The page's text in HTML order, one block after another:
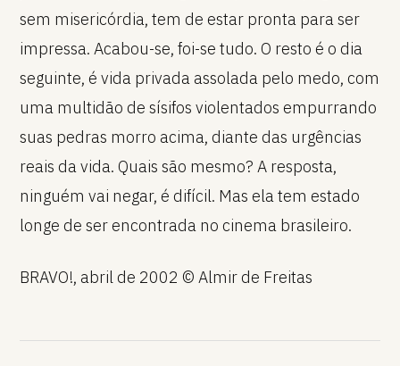
sem misericórdia, tem de estar pronta para ser
impressa. Acabou-se, foi-se tudo. O resto é o dia
seguinte, é vida privada assolada pelo medo, com
uma multidão de sísifos violentados empurrando
suas pedras morro acima, diante das urgências
reais da vida. Quais são mesmo? A resposta,
ninguém vai negar, é difícil. Mas ela tem estado
longe de ser encontrada no cinema brasileiro.
BRAVO!, abril de 2002 © Almir de Freitas